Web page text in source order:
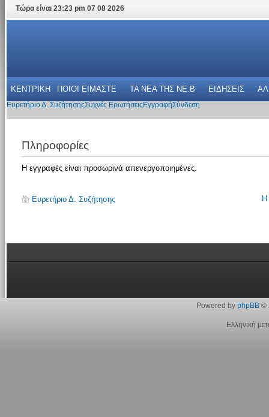
Τώρα είναι 23:23 pm 07 08 2026
ΚΕΝΤΡΙΚΗ ΠΟΙΟΙ ΕΙΜΑΣΤΕ ΤΑ ΝΕΑ THΣ NE.B ΕΙΔΗΣΕΙΣ
Ευρετήριο Δ. ΣυζήτησηςΣυχνές Ερωτήσεις ΕγγραφήΣύνδεση
Πληροφορίες
Η εγγραφές είναι προσωρινά απενεργοποιημένες.
Ευρετήριο Δ. Συζήτησης Η
Powered by phpBB©
Ελληνική